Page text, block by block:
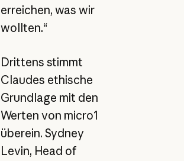
erreichen, was wir
wollten.“
Drittens stimmt
Claudes ethische
Grundlage mit den
Werten von micro1
überein. Sydney
Levin, Head of